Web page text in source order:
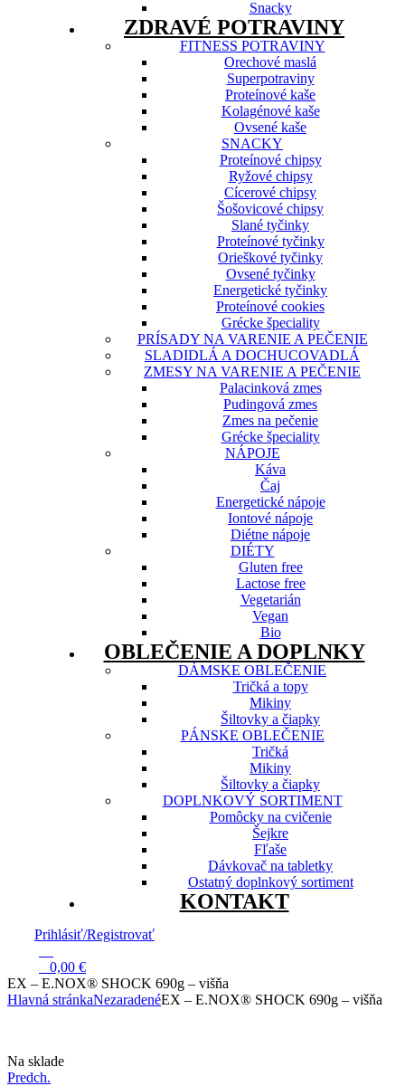
Snacky
ZDRAVÉ POTRAVINY
FITNESS POTRAVINY
Orechové maslá
Superpotraviny
Proteínové kaše
Kolagénové kaše
Ovsené kaše
SNACKY
Proteínové chipsy
Ryžové chipsy
Cícerové chipsy
Šošovicové chipsy
Slané tyčinky
Proteínové tyčinky
Orieškové tyčinky
Ovsené tyčinky
Energetické tyčinky
Proteínové cookies
Grécke špeciality
PRÍSADY NA VARENIE A PEČENIE
SLADIDLÁ A DOCHUCOVADLÁ
ZMESY NA VARENIE A PEČENIE
Palacinková zmes
Pudingová zmes
Zmes na pečenie
Grécke špeciality
NÁPOJE
Káva
Čaj
Energetické nápoje
Iontové nápoje
Diétne nápoje
DIÉTY
Gluten free
Lactose free
Vegetarián
Vegan
Bio
OBLEČENIE A DOPLNKY
DÁMSKE OBLEČENIE
Tričká a topy
Mikiny
Šiltovky a čiapky
PÁNSKE OBLEČENIE
Tričká
Mikiny
Šiltovky a čiapky
DOPLNKOVÝ SORTIMENT
Pomôcky na cvičenie
Šejkre
Fľaše
Dávkovač na tabletky
Ostatný doplnkový sortiment
KONTAKT
Prihlásiť/Registrovať
0,00 €
EX – E.NOX® SHOCK 690g – višňa
Hlavná stránkaNezaradenéEX – E.NOX® SHOCK 690g – višňa
Dostupnosť:
Na sklade
Predch.